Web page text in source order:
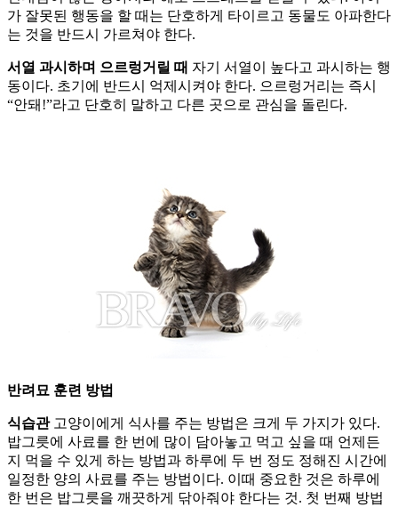
가 잘못된 행동을 할 때는 단호하게 타이르고 동물도 아파한다
는 것을 반드시 가르쳐야 한다.
서열 과시하며 으르렁거릴 때 자기 서열이 높다고 과시하는 행
동이다. 초기에 반드시 억제시켜야 한다. 으르렁거리는 즉시
“안돼!”라고 단호히 말하고 다른 곳으로 관심을 돌린다.
반려묘 훈련 방법
식습관고양이에게 식사를 주는 방법은 크게 두 가지가 있다.
밥그릇에 사료를 한 번에 많이 담아놓고 먹고 싶을 때 언제든
지 먹을 수 있게 하는 방법과 하루에 두 번 정도 정해진 시간에
일정한 양의 사료를 주는 방법이다. 이때 중요한 것은 하루에
한 번은 밥그릇을 깨끗하게 닦아줘야 한다는 것. 첫 번째 방법